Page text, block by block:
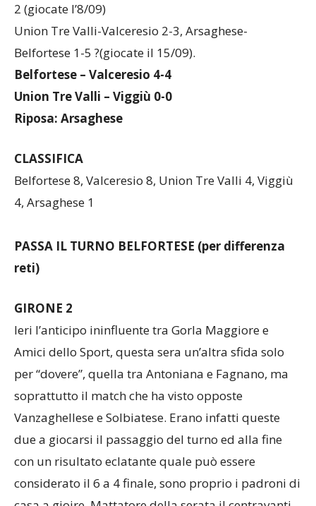
Union Tre Valli-Arsaghese 5-1, Viggiù-Valceresio 2-
2 (giocate l’8/09)
Union Tre Valli-Valceresio 2-3, Arsaghese-
Belfortese 1-5 ?(giocate il 15/09).
Belfortese – Valceresio 4-4
Union Tre Valli – Viggiù 0-0
CLASSIFICA
Belfortese 8, Valceresio 8,
PASSA IL TURNO BELFORTESE (per differenza
GIRONE 2
Ieri l’anticipo ininfluente tra Gorla Maggiore e
Amici dello Sport, questa sera un’altra sfida solo
per “dovere”, quella tra Antoniana e Fagnano, ma
soprattutto il match che ha visto opposte
Vanzaghellese e Solbiatese. Erano infatti queste
due a giocarsi il passaggio del turno ed alla fine
con un risultato eclatante quale può essere